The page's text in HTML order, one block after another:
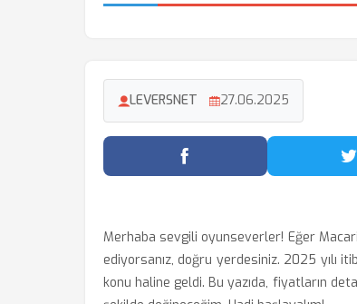
LEVERSNET 27.06.2025
Facebook'ta Paylaş
Merhaba sevgili oyunseverler! Eğer
ediyorsanız, doğru yerdesiniz. 2025 yılı
konu haline geldi. Bu yazıda, fiyatların